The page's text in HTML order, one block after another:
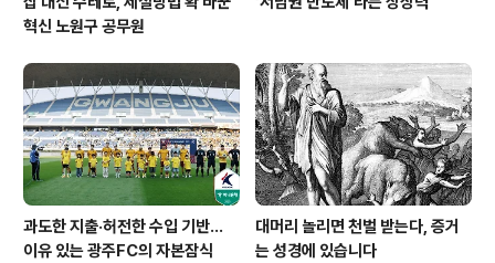
혁신 노원구 공무원
과도한 지출·허전한 수입 기반…
이유 있는 광주FC의 자본잠식
대머리 놀리면 천벌 받는다, 증거
는 성경에 있습니다